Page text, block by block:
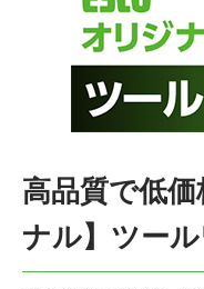
高品質で低
ナル】ツー